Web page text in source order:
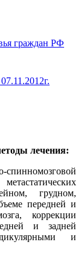
граждан РФ
лечения:
грудном,
передней и
коррекции
и задней
и